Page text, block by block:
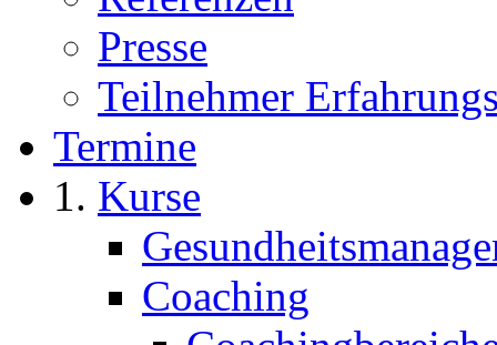
Presse
Teilnehmer
Termine
Kurse
Coaching